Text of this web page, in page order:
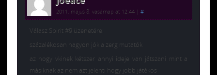
2011. május 8. vasárnap at 12:44 #
Válasz Spirit #9 üzenetére:
százalékosan nagyon jók a zerg mutatók
az hogy vkinek kétszer annyi ideje van játszani mint a
másiknak az nem azt jelenti hogy jobb játékos